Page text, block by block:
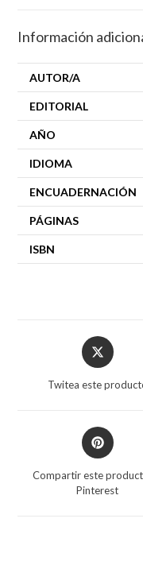
Información
AUTOR/A
EDITORIAL
AÑO
IDIOMA
ENCUADERNACIÓN
PÁGINAS
ISBN
Twitea este
Compartir este
Pinterest